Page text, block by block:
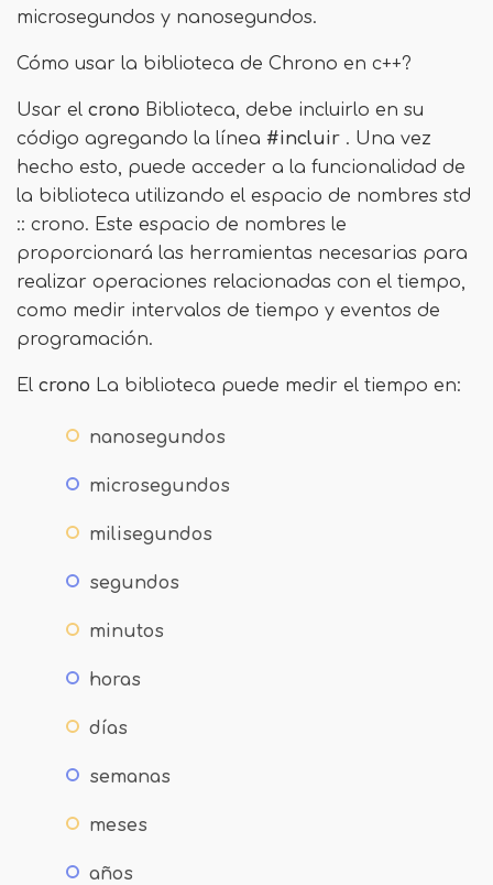
microsegundos y nanosegundos.
Cómo usar la biblioteca de Chrono en c++?
Usar el crono Biblioteca, debe incluirlo en su
código agregando la línea #incluir . Una vez
hecho esto, puede acceder a la funcionalidad de
la biblioteca utilizando el espacio de nombres std
:: crono. Este espacio de nombres le
proporcionará las herramientas necesarias para
realizar operaciones relacionadas con el tiempo,
como medir intervalos de tiempo y eventos de
programación.
El crono La biblioteca puede medir el tiempo en:
nanosegundos
microsegundos
milisegundos
segundos
minutos
horas
días
semanas
meses
años